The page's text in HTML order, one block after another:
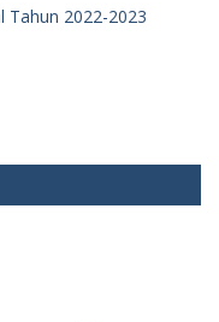
Tahun 2022-2023